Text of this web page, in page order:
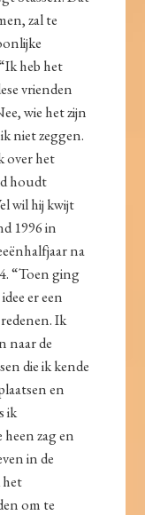
zal te
heb het
vrienden
wie het zijn
niet zeggen.
over het
houdt
wil hij kwijt
1996 in
na
“Toen ging
er een
Ik
naar de
die ik kende
en
ik
zag en
in de
het
om te